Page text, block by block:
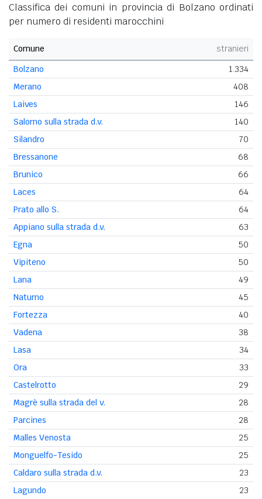
Classifica dei comuni in provincia di Bolzano ordinati
per numero di residenti marocchini
Comune
stranieri
Bolzano
1.334
Merano
408
Laives
146
Salorno sulla strada d.v.
140
Silandro
70
Bressanone
68
Brunico
66
Laces
64
Prato allo S.
64
Appiano sulla strada d.v.
63
Egna
50
Vipiteno
50
Lana
49
Naturno
45
Fortezza
40
Vadena
38
Lasa
34
Ora
33
Castelrotto
29
Magrè sulla strada del v.
28
Parcines
28
Malles Venosta
25
Monguelfo-Tesido
25
Caldaro sulla strada d.v.
23
Lagundo
23